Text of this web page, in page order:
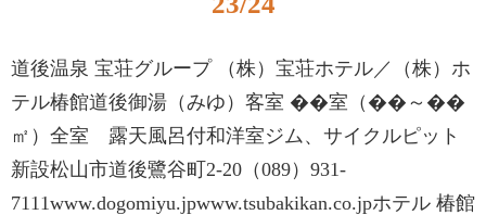
道後温泉 宝荘グループ （株）宝荘ホテル／（株）ホ
テル椿館道後御湯（みゆ）客室 ��室（��～��
㎡）全室 露天風呂付和洋室ジム、サイクルピット
新設松山市道後鷺谷町2-20（089）931-
7111www.dogomiyu.jpwww.tsubakikan.co.jpホテル 椿館